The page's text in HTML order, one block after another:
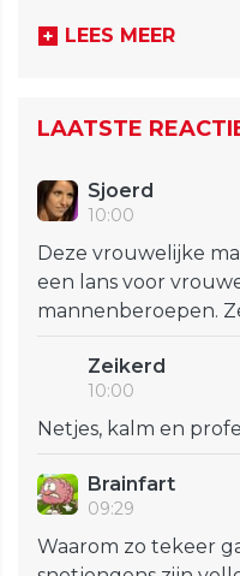
LEES MEER
LAATSTE
Sjoerd
10:00
Deze vrouwelijke
een lans voor
mannenberoepen.
Zeikerd
10:00
Netjes, kalm en
Brainfart
09:29
Waarom zo tekeer